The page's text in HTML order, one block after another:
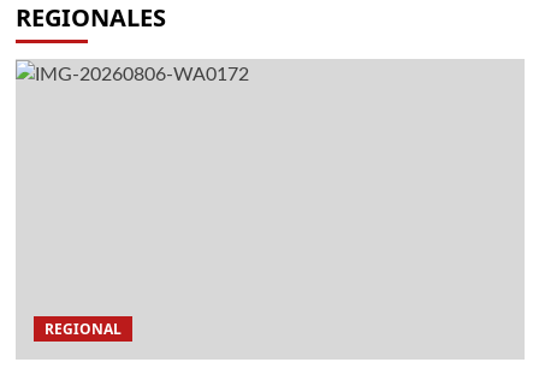
REGIONALES
REGIONAL